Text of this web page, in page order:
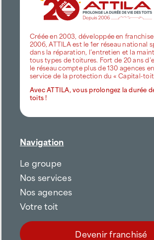
Créée en 2003, développée en
2006, ATTILA est le 1er réseau national
dans la réparation, l’entretien et la
tous types de toitures. Fort de 20 ans
le réseau compte plus de 130 agences
service de la protection du « Capital-
Avec ATTILA, vous prolongez la durée
toits !
Navigation
Le groupe
Nos services
Nos agences
Votre toit
Devenir franchisé